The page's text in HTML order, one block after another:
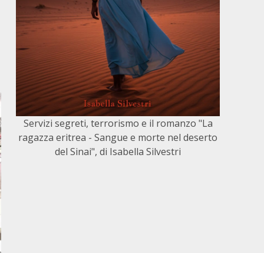
Servizi segreti, terrorismo e il romanzo "La
ragazza eritrea - Sangue e morte nel deserto
del Sinai", di Isabella Silvestri